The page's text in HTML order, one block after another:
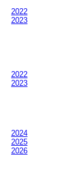
2022
2023
2022
2023
2024
2025
2026